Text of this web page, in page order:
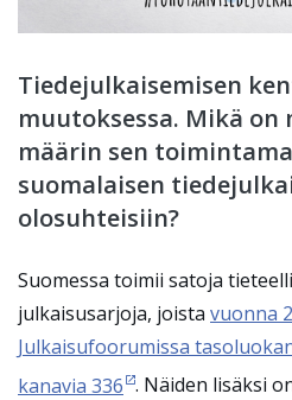
Tiedejulkaisemisen
muutoksessa. Mikä on
määrin sen
suomalaisen
olosuhteisiin?
Suomessa toimii satoja
julkaisusarjoja, joista vuonna
Julkaisufoorumissa
kanavia 336 . Näiden lisäksi